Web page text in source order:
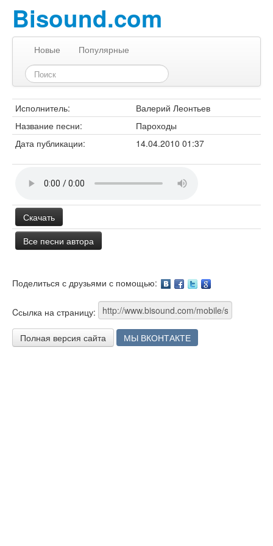
Bisound.com
Новые Популярные
Исполнитель:
Валерий Леонтьев
Название песни:
Пароходы
Дата публикации:
14.04.2010 01:37
Скачать
Все песни автора
Поделиться с друзьями с помощью:
Cсылка на страницу:
Полная версия сайта МЫ ВКОНТАКТЕ